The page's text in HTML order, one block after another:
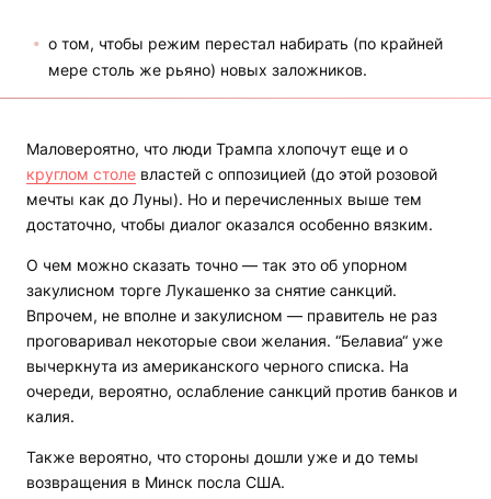
о том, чтобы режим перестал набирать (по крайней
мере столь же рьяно) новых заложников.
Маловероятно, что люди Трампа хлопочут еще и о
круглом столе властей с оппозицией (до этой розовой
мечты как до Луны). Но и перечисленных выше тем
достаточно, чтобы диалог оказался особенно вязким.
О чем можно сказать точно — так это об упорном
закулисном торге Лукашенко за снятие санкций.
Впрочем, не вполне и закулисном — правитель не раз
проговаривал некоторые свои желания. “Белавиа“ уже
вычеркнута из американского черного списка. На
очереди, вероятно, ослабление санкций против банков и
калия.
Также вероятно, что стороны дошли уже и до темы
возвращения в Минск посла США.